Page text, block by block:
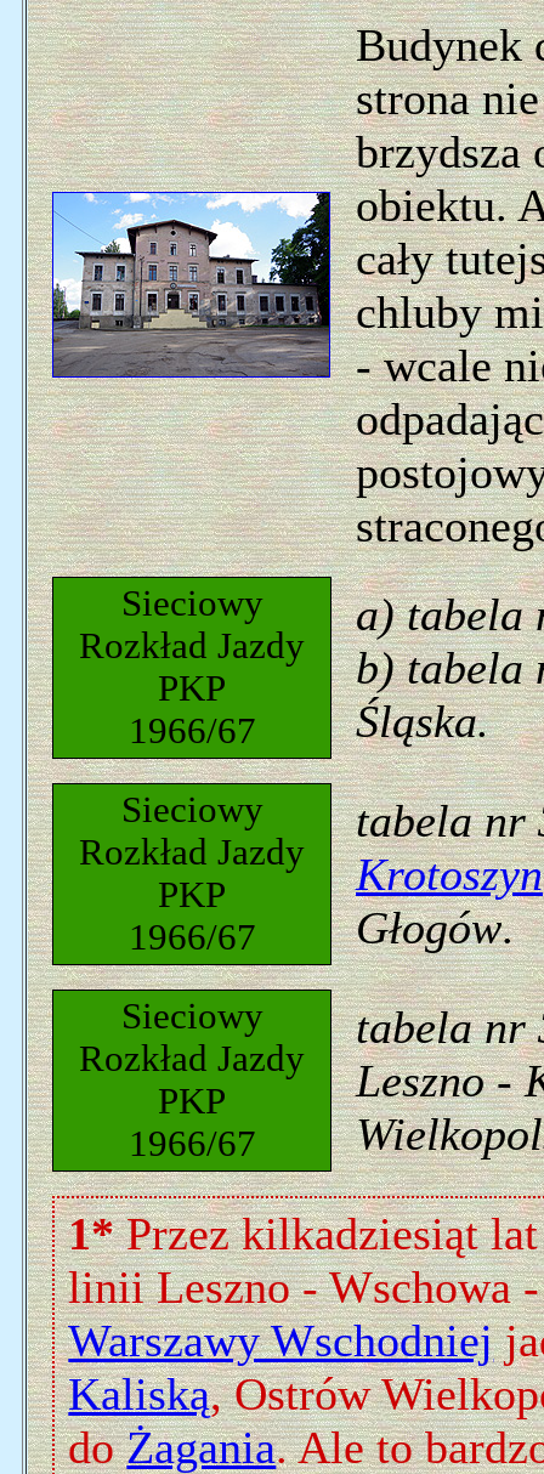
Budynek
strona
brzydsza
obiektu.
cały
chluby
- wcale
Sieciowy
Rozkład Jazdy
PKP
1966/67
a)
b) tabela
Śląska.
Sieciowy
Rozkład Jazdy
PKP
1966/67
tabela
Krotoszyn
Głogów.
Sieciowy
Rozkład Jazdy
PKP
1966/67
tabela nr
Leszno -
1*Przez kilkadziesiąt
linii Leszno - Wschowa -
Warszawy Wschodniej
Kaliską, Ostrów
doŻagania. Ale to